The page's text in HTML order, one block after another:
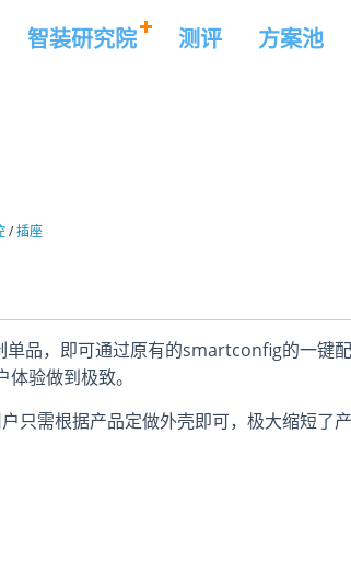
智装研究院 测评 方案池
/插座
品，即可通过原有的smartconfig的一键
验做到极致。
只需根据产品定做外壳即可，极大缩短了